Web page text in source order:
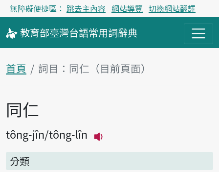
無障礙便捷區： 跳去主內容 網站導覽 切換網站翻譯
教育部臺灣台語常用詞辭典
首頁 詞目：同仁（目前頁面）
主內容區塊
同仁
tông-jîn tông-lîn
分類